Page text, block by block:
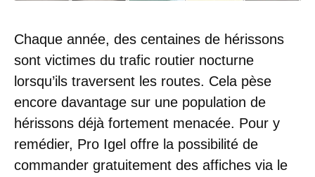
Chaque année, des centaines de hérissons
sont victimes du trafic routier nocturne
lorsqu’ils traversent les routes. Cela pèse
encore davantage sur une population de
hérissons déjà fortement menacée. Pour y
remédier, Pro Igel offre la possibilité de
commander gratuitement des affiches via le